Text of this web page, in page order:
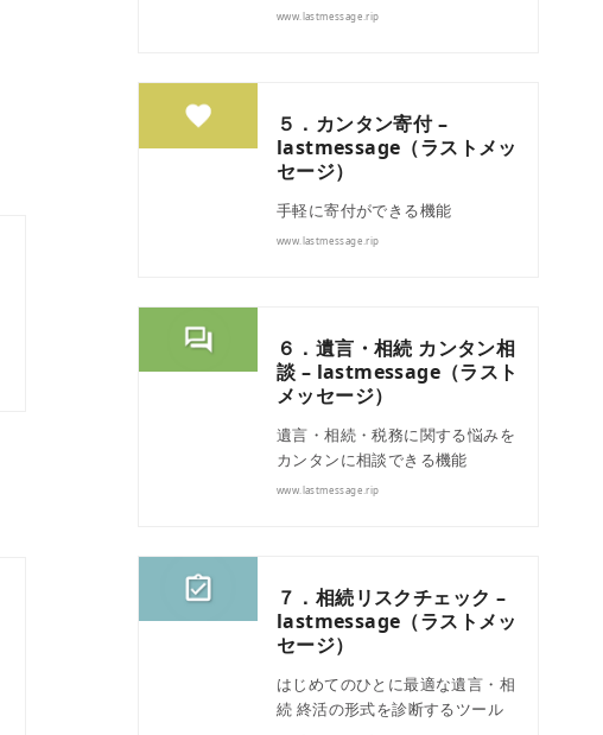
www.lastmessage.rip
５．カンタン寄付 –
lastmessage（ラストメッ
セージ）
手軽に寄付ができる機能
www.lastmessage.rip
６．遺言・相続 カンタン相
談 – lastmessage（ラスト
メッセージ）
遺言・相続・税務に関する悩みを
カンタンに相談できる機能
www.lastmessage.rip
７．相続リスクチェック –
lastmessage（ラストメッ
セージ）
はじめてのひとに最適な遺言・相
続 終活の形式を診断するツール